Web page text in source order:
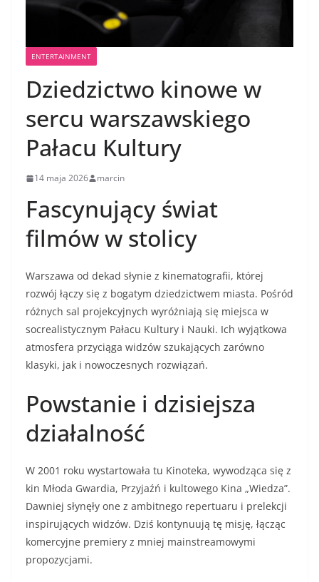
ENTERTAINMENT
Dziedzictwo kinowe w
sercu warszawskiego
Pałacu Kultury
14 maja 2026 marcin
Fascynujący świat
filmów w stolicy
Warszawa od dekad słynie z kinematografii, której
rozwój łączy się z bogatym dziedzictwem miasta. Pośród
różnych sal projekcyjnych wyróżniają się miejsca w
socrealistycznym Pałacu Kultury i Nauki. Ich wyjątkowa
atmosfera przyciąga widzów szukających zarówno
klasyki, jak i nowoczesnych rozwiązań.
Powstanie i dzisiejsza
działalność
W 2001 roku wystartowała tu Kinoteka, wywodząca się z
kin Młoda Gwardia, Przyjaźń i kultowego Kina „Wiedza”.
Dawniej słynęły one z ambitnego repertuaru i prelekcji
inspirujących widzów. Dziś kontynuują tę misję, łącząc
komercyjne premiery z mniej mainstreamowymi
propozycjami.